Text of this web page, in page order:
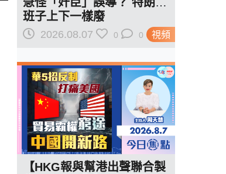
視頻
班子上下一樣廢
2026.08.07 0 0
【HKG報與幫港出聲聯合製